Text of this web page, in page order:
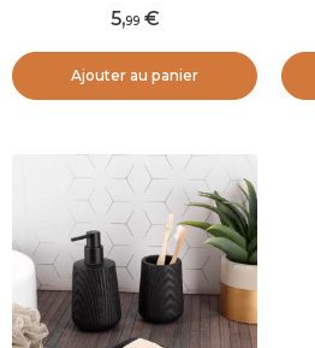
5,99
Ajouter au panier